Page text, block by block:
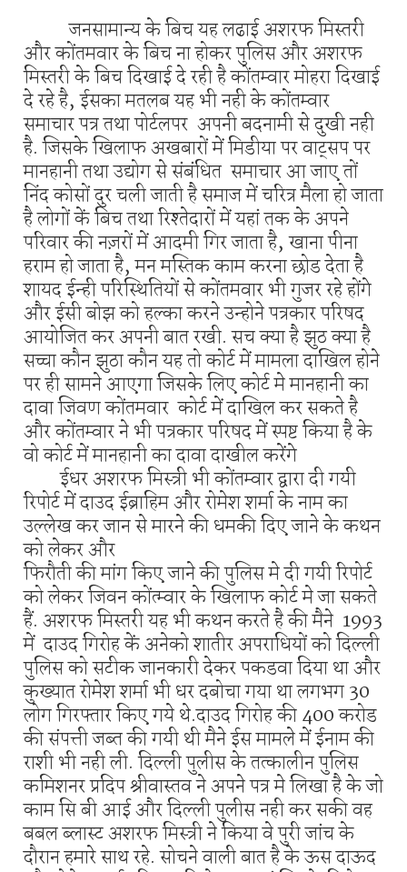
जनसामान्य के बिच यह लढाई अशरफ मिस्तरी
और कोंतमवार के बिच ना होकर पुलिस और अशरफ
मिस्तरी के बिच दिखाई दे रही है कोंतम्वार मोहरा दिखाई
दे रहे है, ईसका मतलब यह भी नही के कोंतम्वार
समाचार पत्र तथा पोर्टलपर अपनी बदनामी से दुखी नही
है. जिसके खिलाफ अखबारों में मिडीया पर वाट्सप पर
मानहानी तथा उद्योग से संबंधित समाचार आ जाए तों
निंद कोसों दुर चली जाती है समाज में चरित्र मैला हो जाता
है लोगों कें बिच तथा रिश्तेदारों में यहां तक के अपने
परिवार की नज़रों में आदमी गिर जाता है, खाना पीना
हराम हो जाता है, मन मस्तिक काम करना छोड देता है
शायद ईन्ही परिस्थितियों से कोंतमवार भी गुजर रहे होंगे
और ईसी बोझ को हल्का करने उन्होने पत्रकार परिषद
आयोजित कर अपनी बात रखी. सच क्या है झुठ क्या है
सच्चा कौन झुठा कौन यह तो कोर्ट में मामला दाखिल होने
पर ही सामने आएगा जिसके लिए कोर्ट मे मानहानी का
दावा जिवण कोंतमवार कोर्ट में दाखिल कर सकते है
और कोंतम्वार ने भी पत्रकार परिषद में स्पष्ट किया है के
वो कोर्ट में मानहानी का दावा दाखील करेंगे
ईधर अशरफ मिस्त्री भी कोंतम्वार द्वारा दी गयी
रिपोर्ट में दाउद ईब्राहिम और रोमेश शर्मा के नाम का
उल्लेख कर जान से मारने की धमकी दिए जाने के कथन
को लेकर और
फिरौती की मांग किए जाने की पुलिस मे दी गयी रिपोर्ट
को लेकर जिवन कोंत्म्वार के खिलाफ कोर्ट मे जा सकते
हैं. अशरफ मिस्तरी यह भी कथन करते है की मैने 1993
में दाउद गिरोह कें अनेको शातीर अपराधियों को दिल्ली
पुलिस को सटीक जानकारी देकर पकडवा दिया था और
कुख्यात रोमेश शर्मा भी धर दबोचा गया था लगभग 30
लोग गिरफ्तार किए गये थे.दाउद गिरोह की 400 करोड
की संपत्ती जब्त की गयी थी मैने ईस मामले में ईनाम की
राशी भी नही ली. दिल्ली पुलीस के तत्कालीन पुलिस
कमिशनर प्रदिप श्रीवास्तव ने अपने पत्र मे लिखा है के जो
काम सि बी आई और दिल्ली पुलीस नही कर सकी वह
बबल ब्लास्ट अशरफ मिस्त्री ने किया वे पुरी जांच के
दौरान हमारे साथ रहे. सोचने वाली बात है के ऊस दाऊद